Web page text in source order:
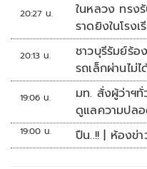
20:27 น.
ในหลวง ทรง
ราดยิงในโรงเ
20:13 น.
ชาวบุรีรัมย์ร้อ
รถเล็กผ่านไม่
19:06 น.
มท. สั่งผู้ว่าฯทั่
ดูแลความปล
19:00 น. ปืน..!! | ห้องข่